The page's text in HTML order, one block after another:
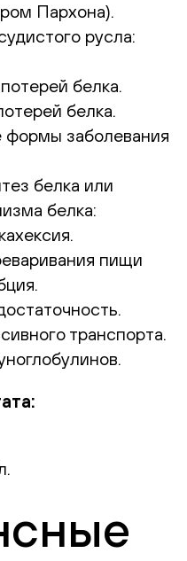
Пархона).
русла:
белка.
белка.
формы заболевания
белка или
белка:
пищи
транспорта.